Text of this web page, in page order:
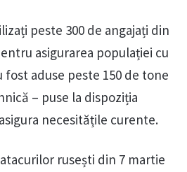
peste 300 de angajați din
asigurarea populației cu
fost aduse peste 150 de tone
– puse la dispoziția
necesitățile curente.
rusești din 7 martie